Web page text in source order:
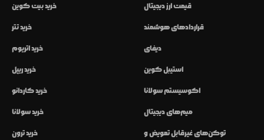
خرید بیت کوین
خرید تتر
خرید اتریوم
خرید ریپل
خرید کاردانو
خرید سولانا
خرید ترون
قیمت ارز دیجیتال
قراردادهای هوشمند
دیفای
استیبل کوین
اکوسیستم سولانا
میم‌های دیجیتال
توکن‌های غیرقابل تعویض و